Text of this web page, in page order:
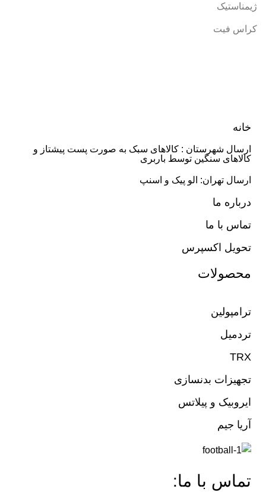
ژیمناستیک
کراس فیت
خانه
ارسال شهرستان : کالاهای سبک به صورت پست پیشتاز و
کالاهای سنگین توسط باربری
ارسال تهران: الو پیک و اسنپ
درباره ما
تماس با ما
تحویل اکسپرس
محصولات
ترامپولین
تردمیل
TRX
تجهیزات بدنسازی
ایروبیک و پیلاتس
آریا جیم
تماس با ما: